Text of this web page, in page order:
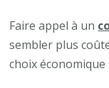
Faire appel à un
sembler plus
choix économique